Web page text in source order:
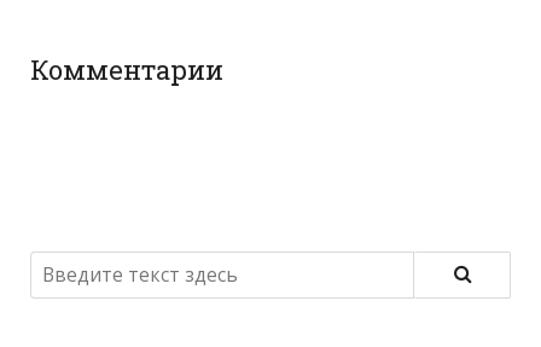
Комментарии